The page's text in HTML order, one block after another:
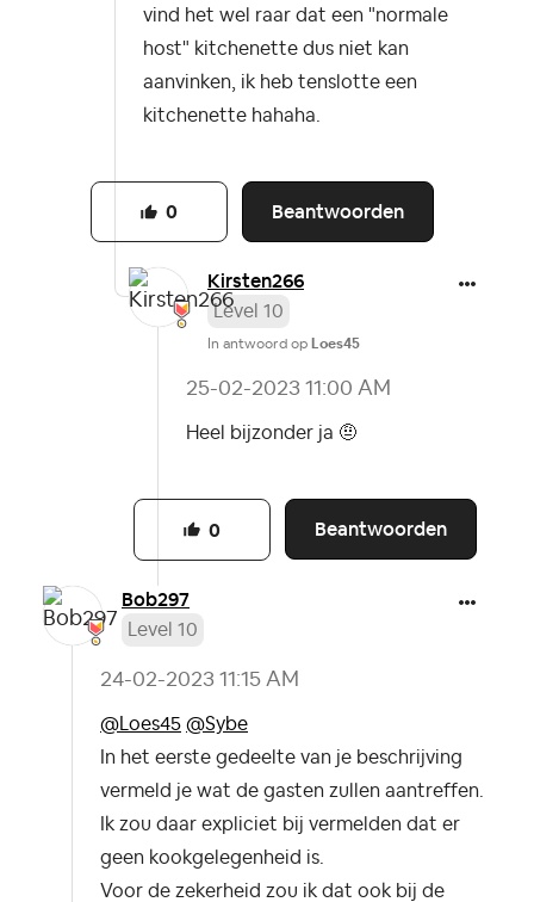
vind het wel raar dat een "normale
host" kitchenette dus niet kan
aanvinken, ik heb tenslotte een
kitchenette hahaha.
Beantwoorden
0
Kirsten266
Level 10
In antwoord op Loes45
‎25-02-2023 11:00 AM
Heel bijzonder ja 🤨
Beantwoorden
0
Bob297
Level 10
‎24-02-2023 11:15 AM
@Loes45 @Sybe
In het eerste gedeelte van je beschrijving
vermeld je wat de gasten zullen aantreffen.
Ik zou daar expliciet bij vermelden dat er
geen kookgelegenheid is.
Voor de zekerheid zou ik dat ook bij de